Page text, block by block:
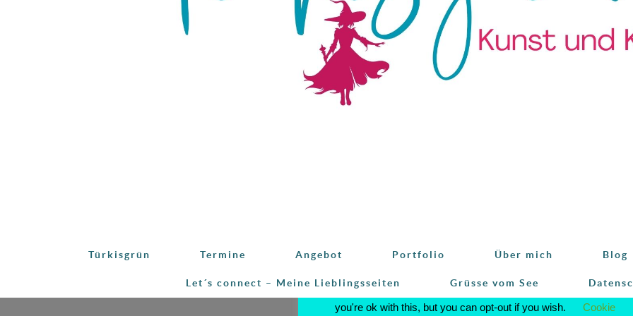
Türkisgrün Termine Angebot Portfolio Über mich Blog
Let´s connect – Meine Lieblingsseiten Grüsse vom See
This website uses cookies to improve your experience. We'll
you're ok with this, but you can opt-out if you wish.
Cookie